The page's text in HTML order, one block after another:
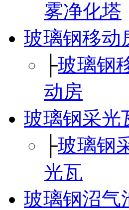
雾净化塔
玻璃钢移动
├玻璃钢
动房
玻璃钢采光
├玻璃钢
光瓦
玻璃钢沼气